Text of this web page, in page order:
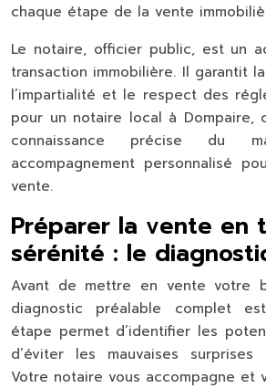
chaque étape de la vente
Le notaire, officier public, est un
transaction immobilière. Il garantit
l’impartialité et le respect des
pour un notaire local à Dompaire,
connaissance précise du
accompagnement personnalisé
vente.
Préparer la vente en
sérénité : le
Avant de mettre en vente votre
diagnostic préalable complet
étape permet d’identifier les
d’éviter les mauvaises
Votre notaire vous accompagne et